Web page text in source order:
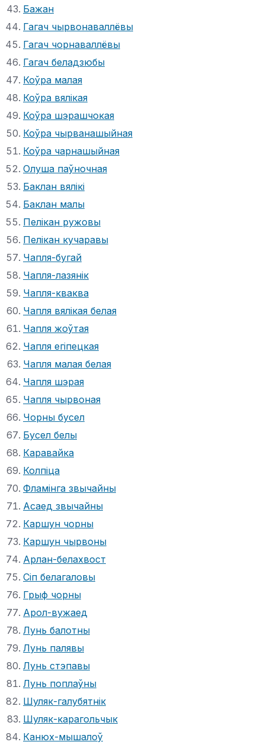
Бажан
Гагач чырвонаваллёвы
Гагач чорнаваллёвы
Гагач беладзюбы
Коўра малая
Коўра вялікая
Коўра шэрашчокая
Коўра чырванашыйная
Коўра чарнашыйная
Олуша паўночная
Баклан вялікі
Баклан малы
Пелікан ружовы
Пелікан кучаравы
Чапля-бугай
Чапля-лазянік
Чапля-кваква
Чапля вялікая белая
Чапля жоўтая
Чапля егіпецкая
Чапля малая белая
Чапля шэрая
Чапля чырвоная
Чорны бусел
Бусел белы
Каравайка
Колпіца
Фламінга звычайны
Асаед звычайны
Каршун чорны
Каршун чырвоны
Арлан-белахвост
Сіп белагаловы
Грыф чорны
Арол-вужаед
Лунь балотны
Лунь палявы
Лунь стэпавы
Лунь поплаўны
Шуляк-галубятнік
Шуляк-карагольчык
Канюх-мышалоў